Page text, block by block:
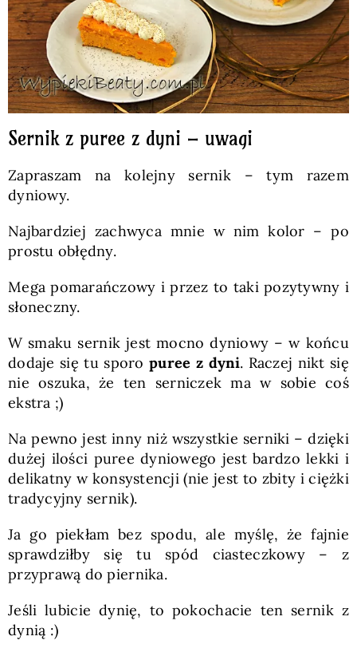
Sernik z puree z dyni – uwagi
Zapraszam na kolejny sernik – tym razem
dyniowy.
Najbardziej zachwyca mnie w nim kolor – po
prostu obłędny.
Mega pomarańczowy i przez to taki pozytywny i
słoneczny.
W smaku sernik jest mocno dyniowy – w końcu
dodaje się tu sporopuree z dyni. Raczej nikt się
nie oszuka, że ten serniczek ma w sobie coś
ekstra ;)
Na pewno jest inny niż wszystkie serniki – dzięki
dużej ilości puree dyniowego jest bardzo lekki i
delikatny w konsystencji (nie jest to zbity i ciężki
tradycyjny sernik).
Ja go piekłam bez spodu, ale myślę, że fajnie
sprawdziłby się tu spód ciasteczkowy – z
przyprawą do piernika.
Jeśli lubicie dynię, to pokochacie ten sernik z
dynią :)